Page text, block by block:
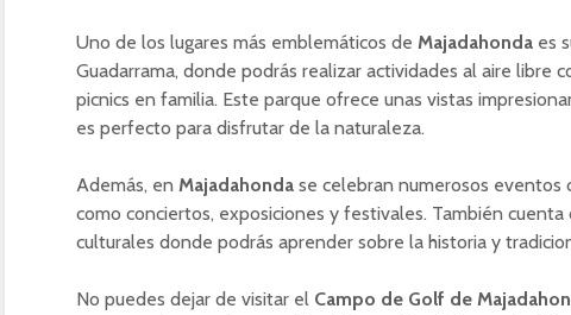
Uno de los lugares más emblemáticos de Majadahonda es
Guadarrama, donde podrás realizar actividades al aire libre
picnics en familia. Este parque ofrece unas vistas
es perfecto para disfrutar de la naturaleza.
Además, en Majadahonda se celebran numerosos eventos
como conciertos, exposiciones y festivales. También cuenta
culturales donde podrás aprender sobre la historia y
No puedes dejar de visitar el Campo de Golf de